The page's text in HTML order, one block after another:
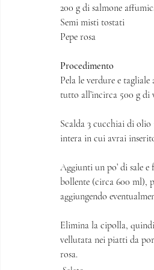
200 g di salmone
Semi misti tostati
Pepe rosa
Procedimento
Pela le verdure e
tutto all’incirca 500 g di
Scalda 3 cucchiai di
intera in cui avrai
Aggiunti un po’ di sale
bollente (circa 600 ml),
aggiungendo
Elimina la cipolla,
vellutata nei piatti da
rosa.